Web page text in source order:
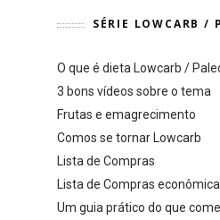
SÉRIE LOWCARB /
O que é dieta Lowcarb /
3 bons vídeos sobre o tema
Frutas e emagrecimento
Comos se tornar Lowcarb
Lista de Compras
Lista de Compras econômica
Um guia prático do que